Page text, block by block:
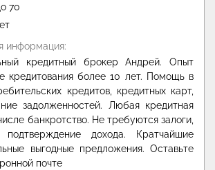
70
информация:
кредитный брокер Андрей. Опыт
кредитования более 10 лет. Помощь в
кредитов, кредитных карт,
задолженностей. Любая кредитная
банкротство. Не требуются залоги,
дохода. Кратчайшие
выгодные предложения. Оставьте
почте